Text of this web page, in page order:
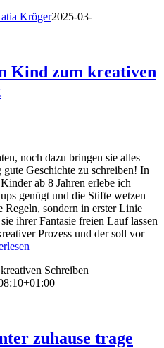
Kröger2025-03-
Kind zum kreativen
noch dazu bringen sie alles
Geschichte zu schreiben! In
ab 8 Jahren erlebe ich
genügt und die Stifte wetzen
sondern in erster Linie
ihrer Fantasie freien Lauf lassen
Prozess und der soll vor
Schreiben
zuhause trage